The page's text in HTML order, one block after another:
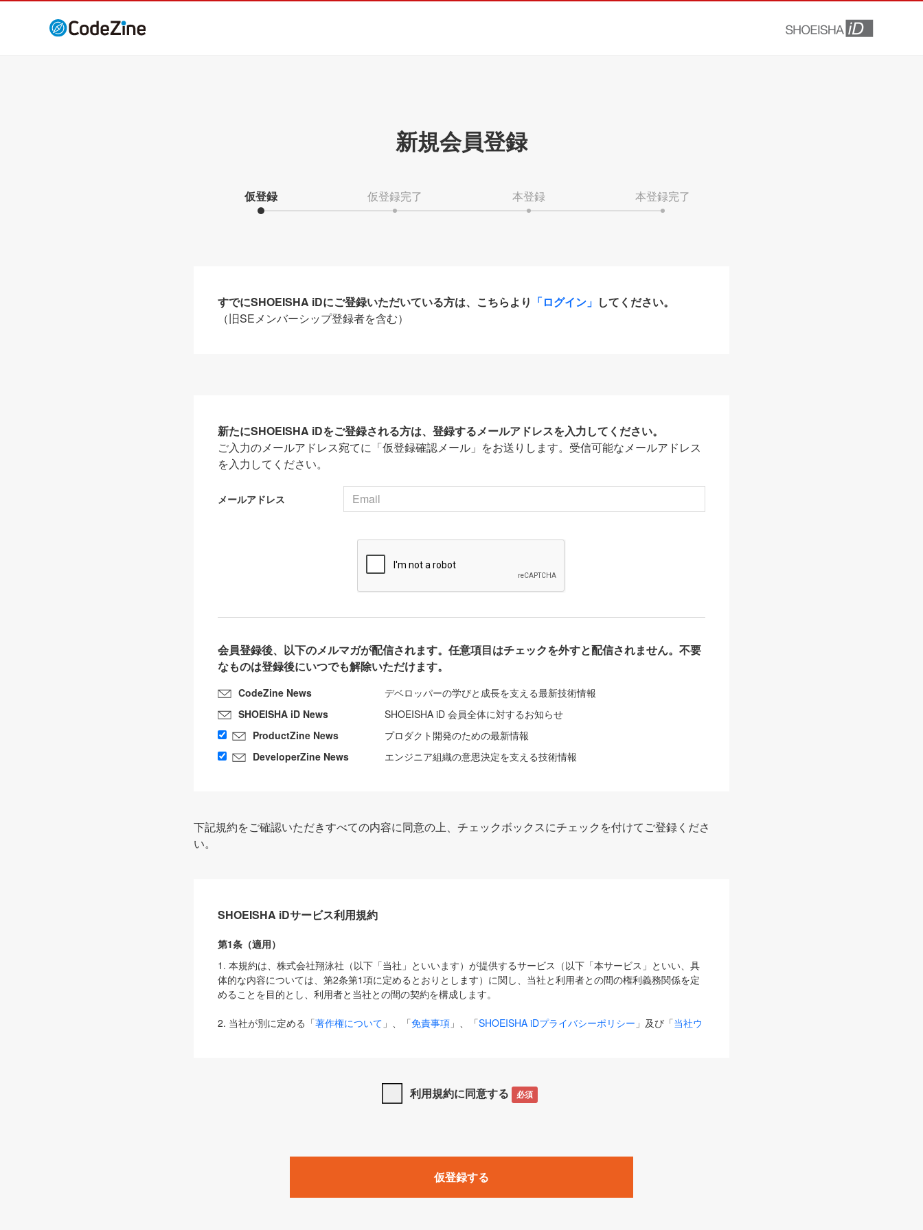
新規会員登録
仮登録 仮登録完了 本登録 本登録完了
すでにSHOEISHA iDにご登録いただいている方は、こちらより 「ログイン」 してください。
（旧SEメンバーシップ登録者を含む）
新たにSHOEISHA iDをご登録される方は、登録するメールアドレスを入力してください。
ご入力のメールアドレス宛てに「仮登録確認メール」をお送りします。受信可能なメールアドレス
を入力してください。
メールアドレス
会員登録後、以下のメルマガが配信されます。任意項目はチェックを外すと配信されません。不要
なものは登録後にいつでも解除いただけます。
CodeZine News
デベロッパーの学びと成長を支える最新技術情報
SHOEISHA iD News
SHOEISHA iD 会員全体に対するお知らせ
ProductZine News
プロダクト開発のための最新情報
DeveloperZine News
エンジニア組織の意思決定を支える技術情報
下記規約をご確認いただきすべての内容に同意の上、チェックボックスにチェックを付けてご登録くださ
い。
SHOEISHA iDサービス利用規約
第1条（適用）
1. 本規約は、株式会社翔泳社（以下「当社」といいます）が提供するサービス（以下「本サービス」といい、具
体的な内容については、第2条第1項に定めるとおりとします）に関し、当社と利用者との間の権利義務関係を定
めることを目的とし、利用者と当社との間の契約を構成します。
2. 当社が別に定める「著作権について 」、「免責事項 」、「SHOEISHA iDプライバシーポリシー 」及び「当社ウ
は、本規約の規定が優先して適用されるものとします。
1. 「本サービス」とは、当社が提供する以下のサービス（名称や内容が変更された場合、変更後のサービスを含
みます）及びこれらサービスに関連して当社が実施するイベントやキャンペーンをいいます。
「SEBook」「SEShop」「CodeZine」「MarkeZine」「EnterpriseZine」「ECzine」「Biz/Zine」「HRzine」
利用規約に同意する 必須
仮登録する